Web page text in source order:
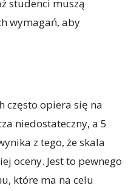
studenci muszą
wymagań, aby
często opiera się na
niedostateczny, a 5
z tego, że skala
oceny. Jest to pewnego
które ma na celu